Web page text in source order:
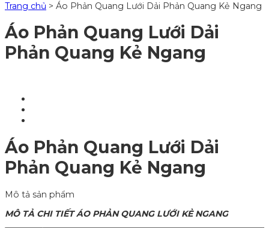
Trang chủ > Áo Phản Quang Lưới Dải Phản Quang Kẻ Ngang
Áo Phản Quang Lưới Dải
Phản Quang Kẻ Ngang
Áo Phản Quang Lưới Dải
Phản Quang Kẻ Ngang
Mô tả sản phẩm
MÔ TẢ CHI TIẾT ÁO PHẢN QUANG LƯỚI KẺ NGANG